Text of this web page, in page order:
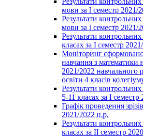
мови за І семестр 2021/
Результати контрольних
мови за І семестр 2021/
Результати контрольних
класах за І семестр
Моніторинг
навчання з математики
2021/2022 навчального
освіти 4 класів
Результати
5-11 класах за І
Графік проведення
2021/2022 н.р.
Результати контрольних
класах за ІІ семестр